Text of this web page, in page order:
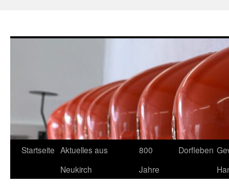
Zum
Startseite Aktuelles aus
Neukirch
800
Jahre
Dorfleben